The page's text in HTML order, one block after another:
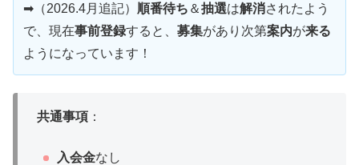
➡（2026.4月追記） 順番待ち ＆抽選は解消されたよう
で、現在事前登録すると、 募集があり次第案内が来る
ようになっています！
共通事項 ：
入会金なし